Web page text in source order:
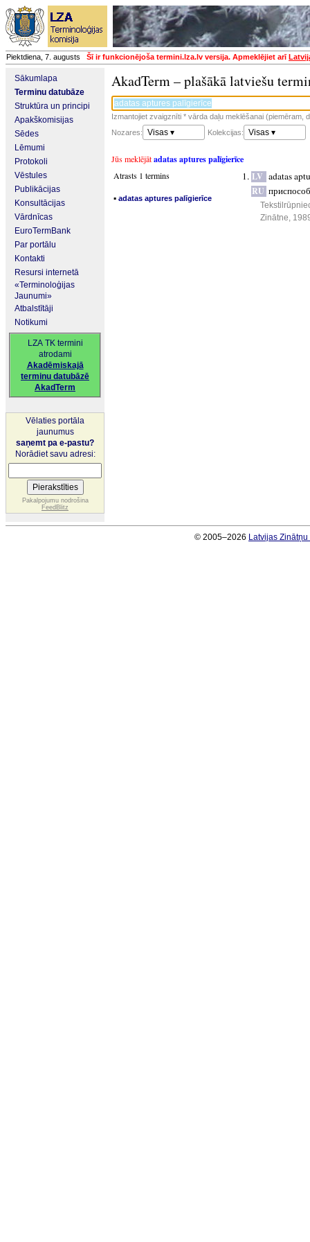
Piektdiena, 7. augusts Šī ir funkcionējoša termini.lza.lv versija. Apmeklējiet arī
Sākumlapa
Terminu datubāze
Struktūra un principi
Apakškomisijas
Sēdes
Lēmumi
Protokoli
Vēstules
Publikācijas
Konsultācijas
Vārdnīcas
EuroTermBank
Par portālu
Kontakti
Resursi internetā
«Terminoloģijas
Jaunumi»
Atbalstītāji
Notikumi
LZA TK termini
atrodami
Akadēmiskajā
terminu datubāzē
AkadTerm
Vēlaties portāla
jaunumus
saņemt pa e-pastu?
Norādiet savu adresi:
Pakalpojumu nodrošina
FeedBlitz
AkadTerm – plašākā latviešu
Izmantojiet zvaigznīti * vārda daļu meklēšanai (piemēram,
Nozares:
Visas ▾ Kolekcijas: Visas ▾
Jūs meklējātadatas aptures palīgierīce
Atrasts 1 termins
▪ adatas aptures palīgierīce
LV adatas
RU
Zinātne,
© 2005–2026 Latvijas